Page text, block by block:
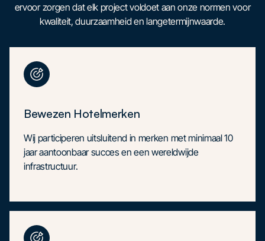
ervoor zorgen dat elk project voldoet aan onze normen voor
kwaliteit, duurzaamheid en langetermijnwaarde.
Bewezen Hotelmerken
Wij participeren uitsluitend in merken met minimaal 10
jaar aantoonbaar succes en een wereldwijde
infrastructuur.